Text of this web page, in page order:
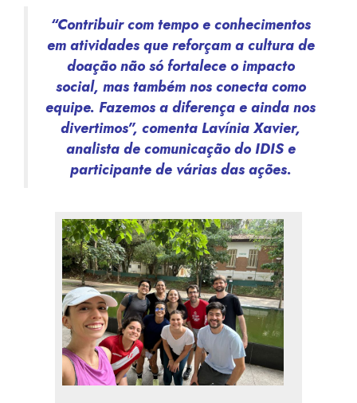
“Contribuir com tempo e conhecimentos
em atividades que reforçam a cultura de
doação não só fortalece o impacto
social, mas também nos conecta como
equipe. Fazemos a diferença e ainda nos
divertimos”, comenta Lavínia Xavier,
analista de comunicação do IDIS e
participante de várias das ações.